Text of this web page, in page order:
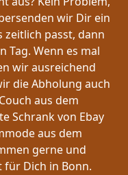
wir Dir ein
zeitlich passt, dann
Tag. Wenn es mal
wir ausreichend
die Abholung auch
aus dem
Schrank von Ebay
aus dem
gerne und
Dich in Bonn.